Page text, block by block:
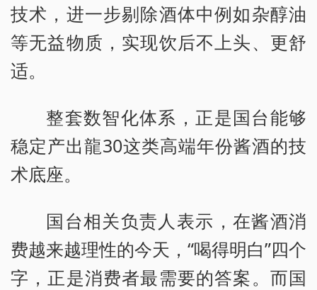
技术，进一步剔除酒体中例如杂醇油
等无益物质，实现饮后不上头、更舒
适。
整套数智化体系，正是国台能够
稳定产出龍30这类高端年份酱酒的技
术底座。
国台相关负责人表示，在酱酒消
费越来越理性的今天，“喝得明白”四个
字，正是消费者最需要的答案。而国